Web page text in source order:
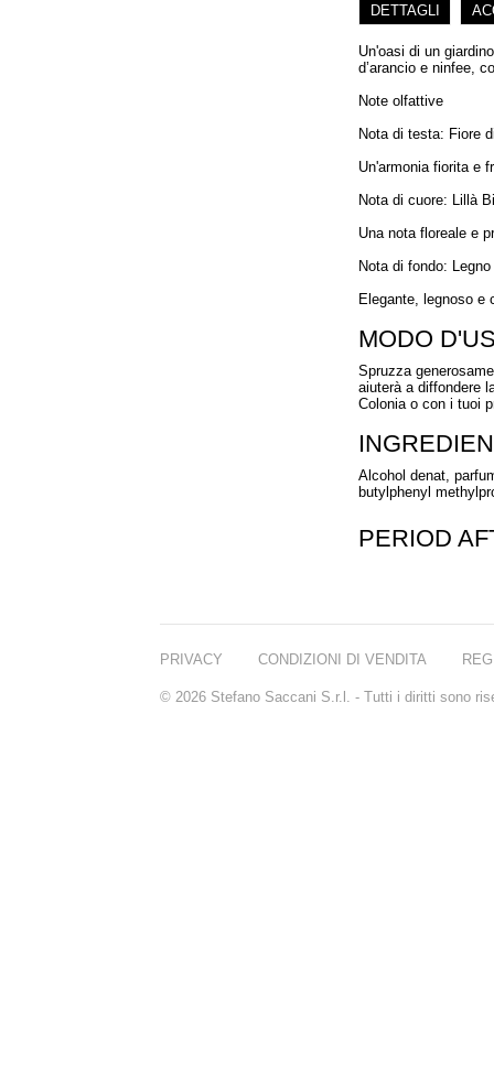
DETTAGLI
Un'oasi di un
d’arancio e ninfee,
Note olfattive
Nota di testa: Fiore
Un'armonia fiorita e
Nota di cuore: Lillà
Una nota floreale e
Nota di fondo:
Elegante, legnoso e
MODO
Spruzza
aiuterà a diffondere
Colonia o con i tuoi
Alcohol denat,
butylphenyl
PERIOD
PRIVACY CONDIZIONI DI VENDITA
© 2026 Stefano Saccani S.r.l. - Tutti i diritti sono